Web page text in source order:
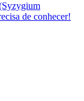
de conhecer!